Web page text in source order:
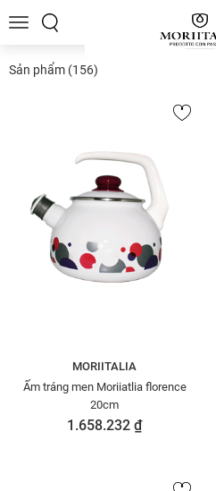
Toggle
Sản phẩm (156)
MORIITALIA
Ấm tráng men Moriiatlia florence
20cm
1.658.232 ₫